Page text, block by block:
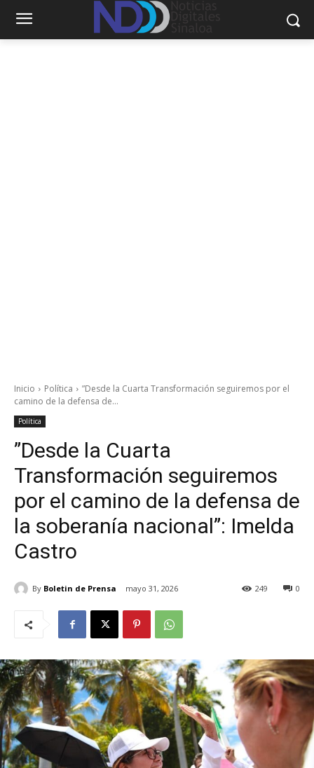
Inicio Política
”Desde la Cuarta Transformación seguiremos por el
camino de la defensa de...
Política
”Desde la Cuarta
Transformación seguiremos
por el camino de la defensa de
la soberanía nacional”: Imelda
Castro
By Boletin de Prensa mayo 31, 2026 0
249